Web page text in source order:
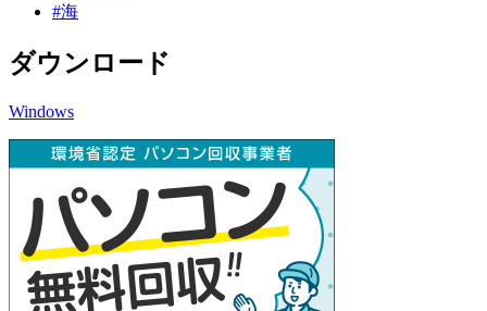
#海
ダウンロード
Windows